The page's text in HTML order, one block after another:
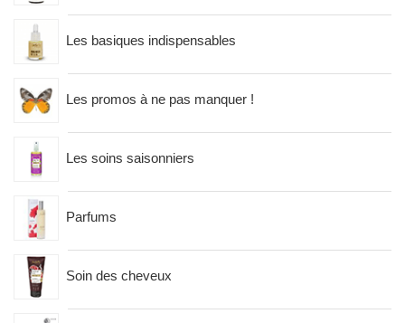
Les basiques indispensables
Les promos à ne pas manquer !
Les soins saisonniers
Parfums
Soin des cheveux